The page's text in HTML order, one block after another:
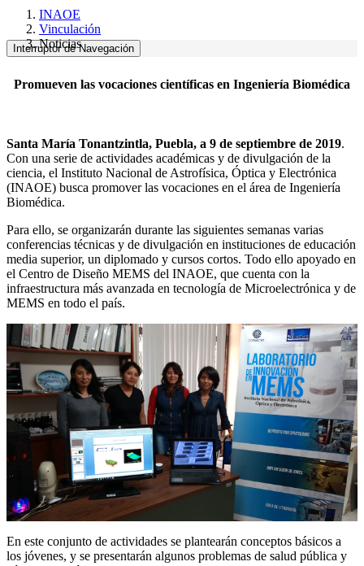
INAOE
Vinculación
Noticias
Interruptor de Navegación
Promueven las vocaciones científicas en Ingeniería Biomédica
Santa María Tonantzintla, Puebla, a 9 de septiembre de 2019.
Con una serie de actividades académicas y de divulgación de la
ciencia, el Instituto Nacional de Astrofísica, Óptica y Electrónica
(INAOE) busca promover las vocaciones en el área de Ingeniería
Biomédica.
Para ello, se organizarán durante las siguientes semanas varias
conferencias técnicas y de divulgación en instituciones de educación
media superior, un diplomado y cursos cortos. Todo ello apoyado en
el Centro de Diseño MEMS del INAOE, que cuenta con la
infraestructura más avanzada en tecnología de Microelectrónica y de
MEMS en todo el país.
En este conjunto de actividades se plantearán conceptos básicos a
los jóvenes, y se presentarán algunos problemas de salud pública y